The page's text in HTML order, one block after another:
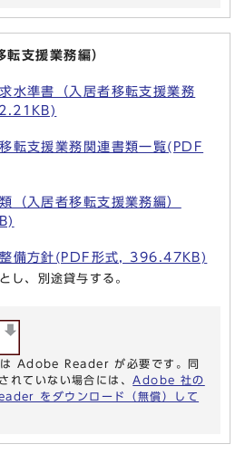
支援業務編）
水準書（入居者移転支援業務
転支援業務関連書類一覧(PDF
入居者移転支援業務編）
備方針(PDF形式, 396.47KB)
し、別途貸与する。
は Adobe Reader が必要です。同
れていない場合には、 Adobe 社の
をダウンロード（無償）して